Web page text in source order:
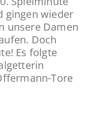
gingen wieder
unsere Damen
Doch
Es folgte
Tore